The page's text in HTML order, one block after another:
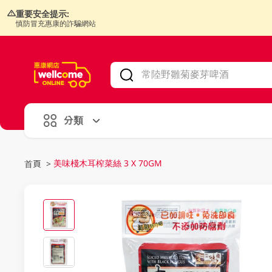
重要安全提示:
慎防冒充惠康的詐騙網站
分類
首頁 > 美味棧木耳榨菜絲 3 X 70GM